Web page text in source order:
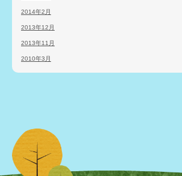
2014年2月
2013年12月
2013年11月
2010年3月